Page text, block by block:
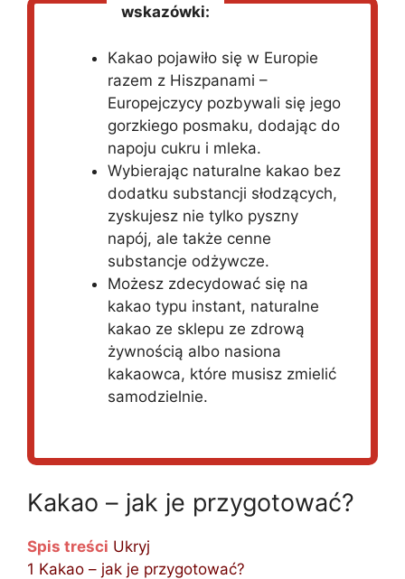
wskazówki:
Kakao pojawiło się w Europie
razem z Hiszpanami –
Europejczycy pozbywali się jego
gorzkiego posmaku, dodając do
napoju cukru i mleka.
Wybierając naturalne kakao bez
dodatku substancji słodzących,
zyskujesz nie tylko pyszny
napój, ale także cenne
substancje odżywcze.
Możesz zdecydować się na
kakao typu instant, naturalne
kakao ze sklepu ze zdrową
żywnością albo nasiona
kakaowca, które musisz zmielić
samodzielnie.
Kakao – jak je przygotować?
Spis treści Ukryj
1 Kakao – jak je przygotować?